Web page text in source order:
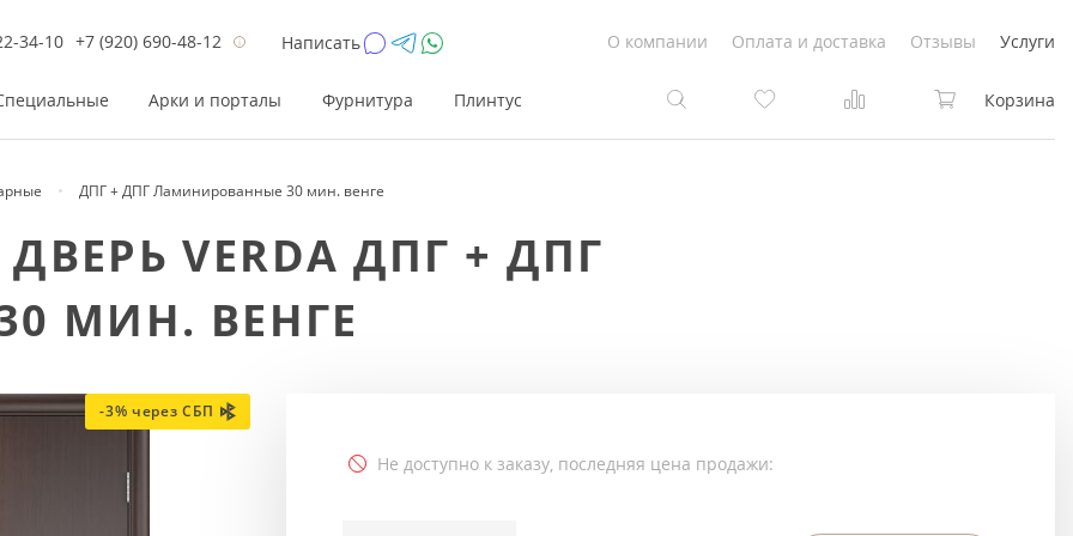
34-10 +7 (920) 690-48-12 Написать О компании Оплата и доставка Отзывы Услуги
до 26 200Р
от 26 200Рдо 42 000
Белые
до 17 800Р
от 17 800Рдо 33 300
под покраску
Арки и порталы Фурнитура Плинтус Корзина
ДПГ + ДПГ Ламинированные 30 мин. венге
VERDA ДПГ + ДПГ
МИН. ВЕНГЕ
-3% через СБП
Не доступно к заказу, последняя цена продажи: